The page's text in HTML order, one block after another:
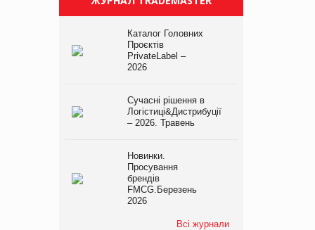
Каталог Головних
Проєктів
PrivateLabel –
2026
Сучасні рішення в
Логістиці&Дистрибуції
– 2026. Травень
Новинки.
Просування
брендів
FMCG.Березень
2026
Всі журнали